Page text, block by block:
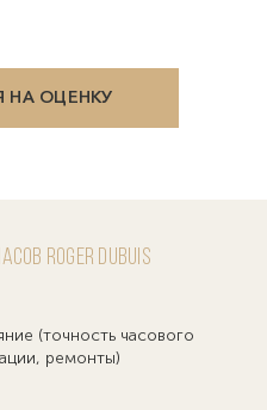
НА ОЦЕНКУ
Roger Dubuis
(точность часового
ремонты)